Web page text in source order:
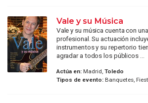
Vale y su Música
Vale y su música cuenta con
profesional. Su actuación
instrumentos y su repertorio
agradar a todos los públicos ...
Actúa en:Madrid, Toledo
Tipos de evento:Banquetes,